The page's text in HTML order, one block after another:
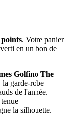
points. Votre panier
en un bon de
Golfino The
la garde-robe
de l'année.
la silhouette.